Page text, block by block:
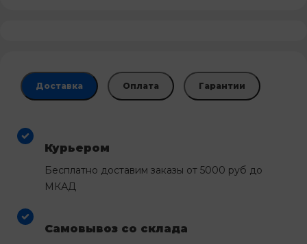
Доставка Оплата Гарантии
Курьером
Бесплатно доставим заказы от 5000 руб до
МКАД
Самовывоз со склада